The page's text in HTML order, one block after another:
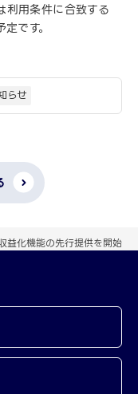
用条件に合致する
です。
らせ
益化機能の先行提供を開始